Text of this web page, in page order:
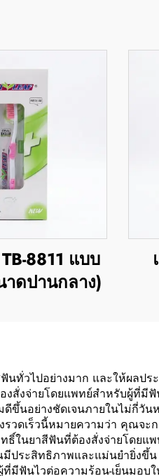
8811 แบบ
ดปานกลาง)
ทั่วไปอย่างมาก และให้ผลปร
งจ่ายโดยแพทย์สำหรับผู้ที่มีฟั
นอย่างชัดเจนภายในไม่กี่วัน
วดเร็วนี้หมายความว่า คุณจะ
ในยาสีฟันที่ต้องสั่งจ่ายโดยแ
ประสิทธิภาพและแม่นยำยิ่งขึ้
มีฟันไวต่อความร้อน-เย็นมอบ